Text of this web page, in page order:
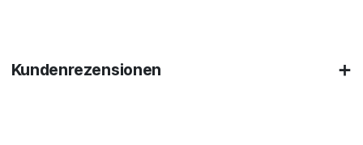
Kundenrezensionen